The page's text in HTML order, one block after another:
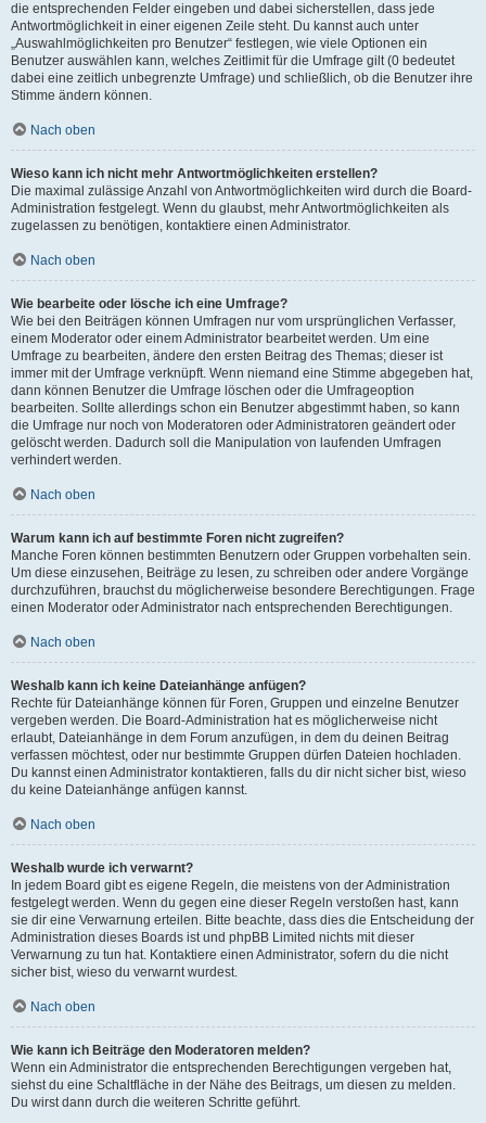
die entsprechenden Felder eingeben und dabei sicherstellen, dass jede
Antwortmöglichkeit in einer eigenen Zeile steht. Du kannst auch unter
„Auswahlmöglichkeiten pro Benutzer“ festlegen, wie viele Optionen ein
Benutzer auswählen kann, welches Zeitlimit für die Umfrage gilt (0 bedeutet
dabei eine zeitlich unbegrenzte Umfrage) und schließlich, ob die Benutzer ihre
Stimme ändern können.
Nach oben
Wieso kann ich nicht mehr Antwortmöglichkeiten erstellen?
Die maximal zulässige Anzahl von Antwortmöglichkeiten wird durch die Board-
Administration festgelegt. Wenn du glaubst, mehr Antwortmöglichkeiten als
zugelassen zu benötigen, kontaktiere einen Administrator.
Nach oben
Wie bearbeite oder lösche ich eine Umfrage?
Wie bei den Beiträgen können Umfragen nur vom ursprünglichen Verfasser,
einem Moderator oder einem Administrator bearbeitet werden. Um eine
Umfrage zu bearbeiten, ändere den ersten Beitrag des Themas; dieser ist
immer mit der Umfrage verknüpft. Wenn niemand eine Stimme abgegeben hat,
dann können Benutzer die Umfrage löschen oder die Umfrageoption
bearbeiten. Sollte allerdings schon ein Benutzer abgestimmt haben, so kann
die Umfrage nur noch von Moderatoren oder Administratoren geändert oder
gelöscht werden. Dadurch soll die Manipulation von laufenden Umfragen
verhindert werden.
Nach oben
Warum kann ich auf bestimmte Foren nicht zugreifen?
Manche Foren können bestimmten Benutzern oder Gruppen vorbehalten sein.
Um diese einzusehen, Beiträge zu lesen, zu schreiben oder andere Vorgänge
durchzuführen, brauchst du möglicherweise besondere Berechtigungen. Frage
einen Moderator oder Administrator nach entsprechenden Berechtigungen.
Nach oben
Weshalb kann ich keine Dateianhänge anfügen?
Rechte für Dateianhänge können für Foren, Gruppen und einzelne Benutzer
vergeben werden. Die Board-Administration hat es möglicherweise nicht
erlaubt, Dateianhänge in dem Forum anzufügen, in dem du deinen Beitrag
verfassen möchtest, oder nur bestimmte Gruppen dürfen Dateien hochladen.
Du kannst einen Administrator kontaktieren, falls du dir nicht sicher bist, wieso
du keine Dateianhänge anfügen kannst.
Nach oben
Weshalb wurde ich verwarnt?
In jedem Board gibt es eigene Regeln, die meistens von der Administration
festgelegt werden. Wenn du gegen eine dieser Regeln verstoßen hast, kann
sie dir eine Verwarnung erteilen. Bitte beachte, dass dies die Entscheidung der
Administration dieses Boards ist und phpBB Limited nichts mit dieser
Verwarnung zu tun hat. Kontaktiere einen Administrator, sofern du die nicht
sicher bist, wieso du verwarnt wurdest.
Nach oben
Wie kann ich Beiträge den Moderatoren melden?
Wenn ein Administrator die entsprechenden Berechtigungen vergeben hat,
siehst du eine Schaltfläche in der Nähe des Beitrags, um diesen zu melden.
Du wirst dann durch die weiteren Schritte geführt.